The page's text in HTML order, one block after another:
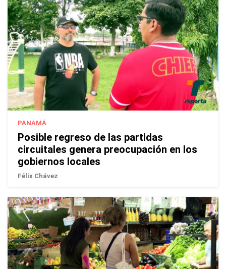
PANAMÁ
Posible regreso de las partidas
circuitales genera preocupación en los
gobiernos locales
Félix Chávez